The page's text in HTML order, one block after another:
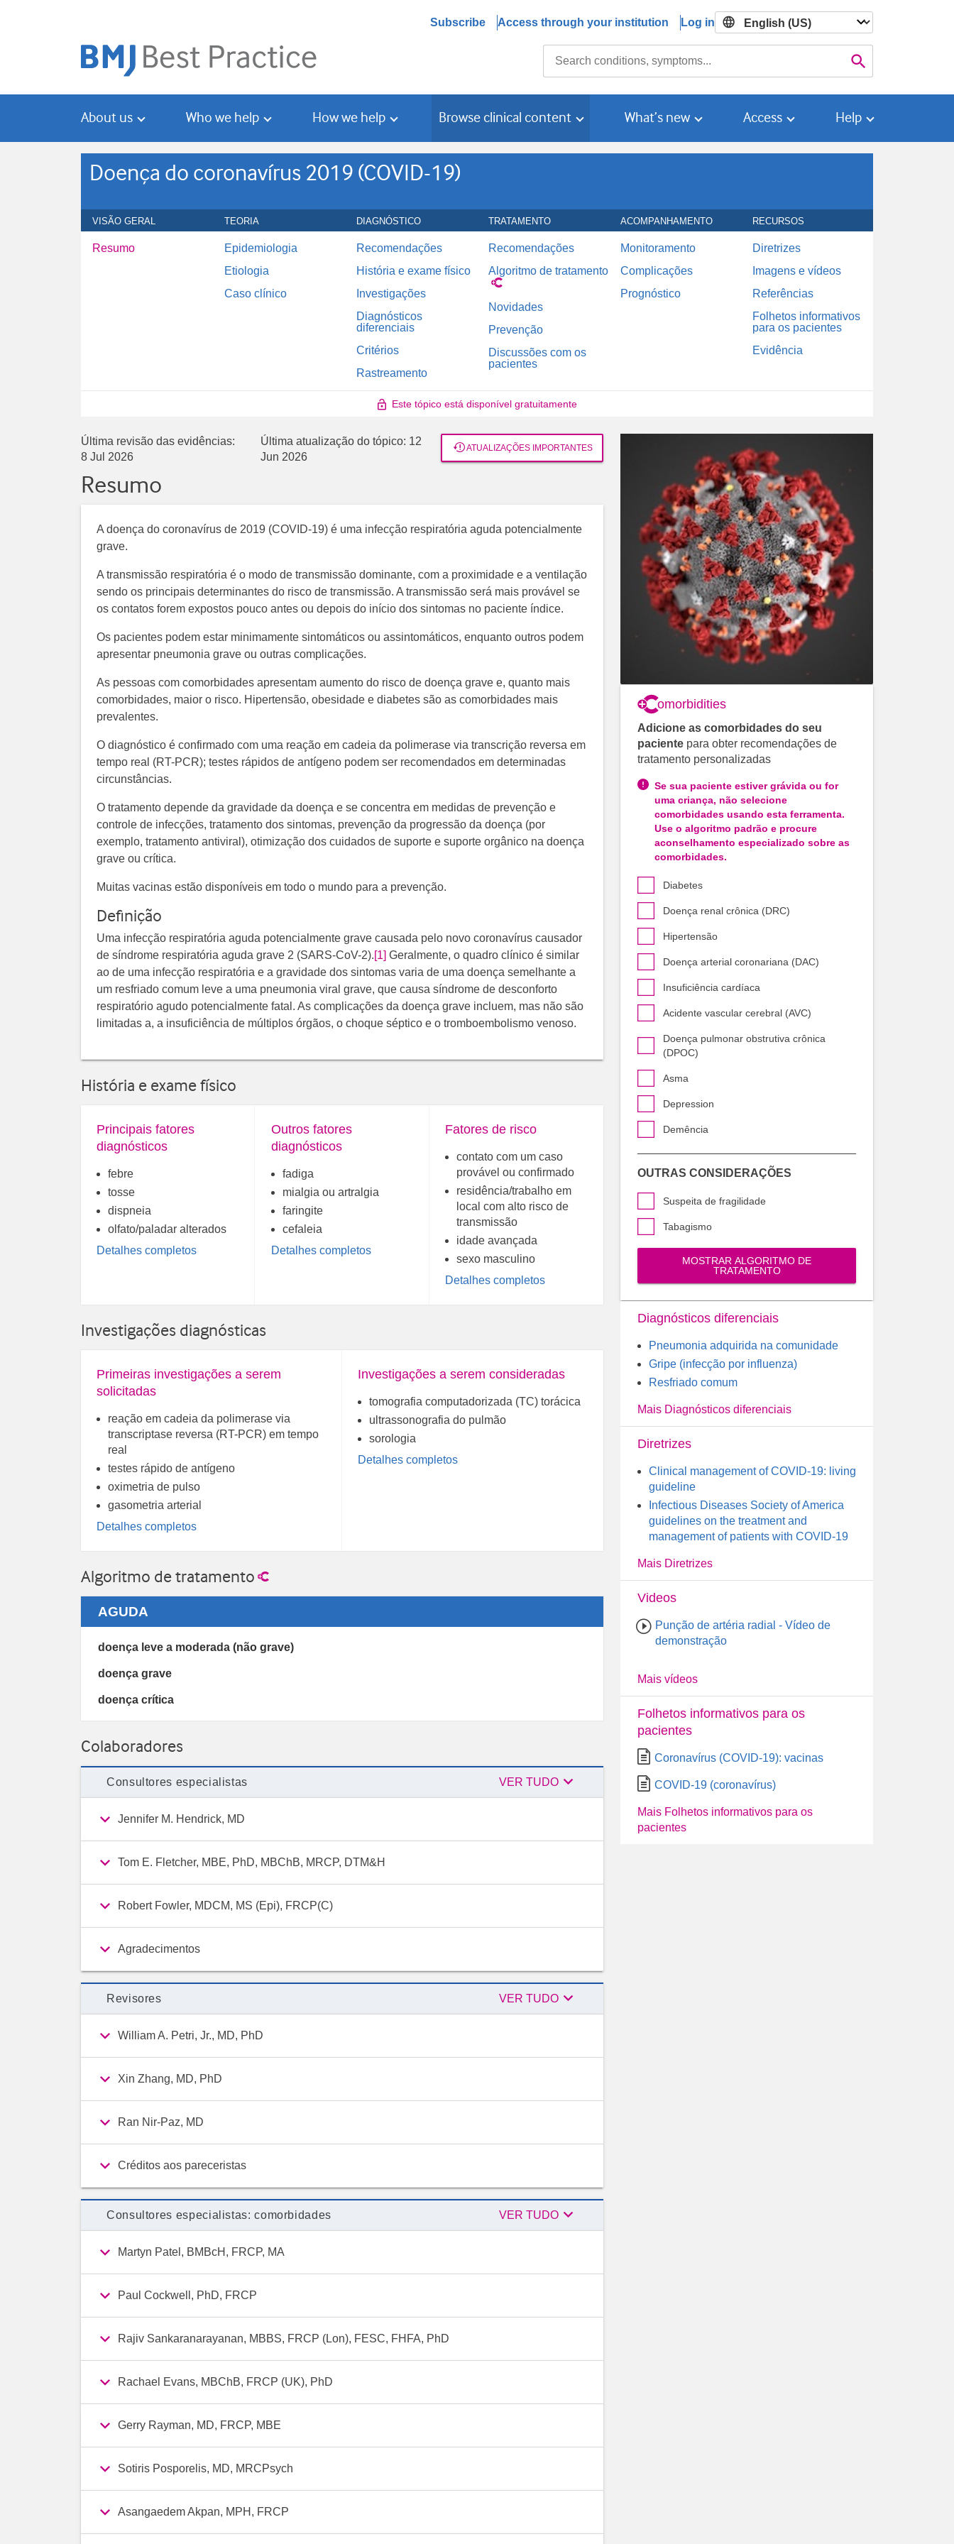
Subscribe Access through your institution Log in

About us Who we help How we help Browse clinical content What’s new Access Help
Doença do coronavírus 2019 (COVID-19)
VISÃO GERAL TEORIA DIAGNÓSTICO TRATAMENTO ACOMPANHAMENTO RECURSOS
Resumo
Epidemiologia
Etiologia
Caso clínico
Recomendações
História e exame físico
Investigações
Diagnósticos
diferenciais
Critérios
Rastreamento
Recomendações
Algoritmo de tratamento
Novidades
Prevenção
Discussões com os
pacientes
Monitoramento
Complicações
Prognóstico
Diretrizes
Imagens e vídeos
Referências
Folhetos informativos
para os pacientes
Evidência
Este tópico está disponível gratuitamente
Última revisão das evidências:
8 Jul 2026
Última atualização do tópico: 12
Jun 2026
ATUALIZAÇÕES IMPORTANTES
Resumo
A doença do coronavírus de 2019 (COVID-19) é uma infecção respiratória aguda potencialmente
grave.
A transmissão respiratória é o modo de transmissão dominante, com a proximidade e a ventilação
sendo os principais determinantes do risco de transmissão. A transmissão será mais provável se
os contatos forem expostos pouco antes ou depois do início dos sintomas no paciente índice.
Os pacientes podem estar minimamente sintomáticos ou assintomáticos, enquanto outros podem
apresentar pneumonia grave ou outras complicações.
As pessoas com comorbidades apresentam aumento do risco de doença grave e, quanto mais
comorbidades, maior o risco. Hipertensão, obesidade e diabetes são as comorbidades mais
prevalentes.
O diagnóstico é confirmado com uma reação em cadeia da polimerase via transcrição reversa em
tempo real (RT-PCR); testes rápidos de antígeno podem ser recomendados em determinadas
circunstâncias.
O tratamento depende da gravidade da doença e se concentra em medidas de prevenção e
controle de infecções, tratamento dos sintomas, prevenção da progressão da doença (por
exemplo, tratamento antiviral), otimização dos cuidados de suporte e suporte orgânico na doença
grave ou crítica.
Muitas vacinas estão disponíveis em todo o mundo para a prevenção.
Definição
Uma infecção respiratória aguda potencialmente grave causada pelo novo coronavírus causador
de síndrome respiratória aguda grave 2 (SARS-CoV-2).[1] Geralmente, o quadro clínico é similar
ao de uma infecção respiratória e a gravidade dos sintomas varia de uma doença semelhante a
um resfriado comum leve a uma pneumonia viral grave, que causa síndrome de desconforto
respiratório agudo potencialmente fatal. As complicações da doença grave incluem, mas não são
limitadas a, a insuficiência de múltiplos órgãos, o choque séptico e o tromboembolismo venoso.
História e exame físico
Principais fatores
diagnósticos
febre
tosse
dispneia
olfato/paladar alterados
Detalhes completos
Outros fatores
diagnósticos
fadiga
mialgia ou artralgia
faringite
cefaleia
Detalhes completos
Fatores de risco
contato com um caso
provável ou confirmado
residência/trabalho em
local com alto risco de
transmissão
idade avançada
sexo masculino
Detalhes completos
Investigações diagnósticas
Primeiras investigações a serem
solicitadas
reação em cadeia da polimerase via
transcriptase reversa (RT-PCR) em tempo
real
testes rápido de antígeno
oximetria de pulso
gasometria arterial
Detalhes completos
Investigações a serem consideradas
tomografia computadorizada (TC) torácica
ultrassonografia do pulmão
sorologia
Detalhes completos
Algoritmo de tratamento
AGUDA
doença leve a moderada (não grave)
doença grave
doença crítica
Colaboradores
Consultores especialistas VER TUDOConsultores
especialistas

Jennifer M. Hendrick, MD
Tom E. Fletcher, MBE, PhD, MBChB, MRCP, DTM&H
Robert Fowler, MDCM, MS (Epi), FRCP(C)
Agradecimentos
Revisores VER TUDORevisores

William A. Petri, Jr., MD, PhD
Xin Zhang, MD, PhD
Ran Nir-Paz, MD
Créditos aos pareceristas
Consultores especialistas: comorbidades VER TUDOConsultores
especialistas:

Martyn Patel, BMBcH, FRCP, MA
Paul Cockwell, PhD, FRCP
Rajiv Sankaranarayanan, MBBS, FRCP (Lon), FESC, FHFA, PhD
Rachael Evans, MBChB, FRCP (UK), PhD
Gerry Rayman, MD, FRCP, MBE
Sotiris Posporelis, MD, MRCPsych
Asangaedem Akpan, MPH, FRCP
Comorbidities
Adicione as comorbidades do seu
paciente para obter recomendações de
tratamento personalizadas
Se sua paciente estiver grávida ou for
uma criança, não selecione
comorbidades usando esta ferramenta.
Use o algoritmo padrão e procure
aconselhamento especializado sobre as
comorbidades.
Diabetes
Doença renal crônica (DRC)
Hipertensão
Doença arterial coronariana (DAC)
Insuficiência cardíaca
Acidente vascular cerebral (AVC)
Doença pulmonar obstrutiva crônica
(DPOC)
Asma
Depression
Demência
OUTRAS CONSIDERAÇÕES
Suspeita de fragilidade
Tabagismo
Diagnósticos diferenciais
Pneumonia adquirida na comunidade
Gripe (infecção por influenza)
Resfriado comum
Mais Diagnósticos diferenciais
Diretrizes
Clinical management of COVID-19: living
guideline
Infectious Diseases Society of America
guidelines on the treatment and
management of patients with COVID-19
Mais Diretrizes
Videos
Punção de artéria radial - Vídeo de
demonstração
Mais vídeos
Folhetos informativos para os
pacientes
Coronavírus (COVID-19): vacinas
COVID-19 (coronavírus)
Mais Folhetos informativos para os
pacientes